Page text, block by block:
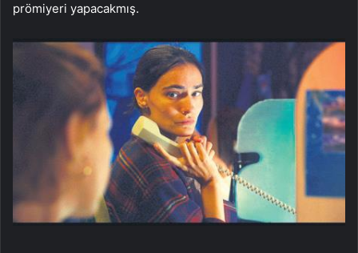
prömiyeri yapacakmış.